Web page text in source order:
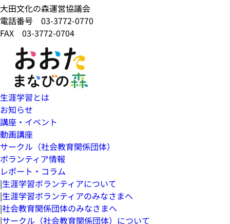
大田文化の森運営協議会
電話番号 03-3772-0770
FAX 03-3772-0704
生涯学習とは
お知らせ
講座・イベント
動画講座
サークル（社会教育関係団体）
ボランティア情報
レポート・コラム
|生涯学習ボランティアについて
|生涯学習ボランティアのみなさまへ
|社会教育関係団体のみなさまへ
|サークル（社会教育関係団体）について